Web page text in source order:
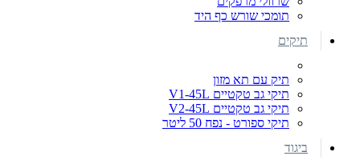
תומכי שורש כף היד
תיקים
תיק עם תא מזון
תיקי גב טקטיים V1-45L
תיקי גב טקטיים V2-45L
תיקי ספורט - נפח 50 ליטר
ביגוד